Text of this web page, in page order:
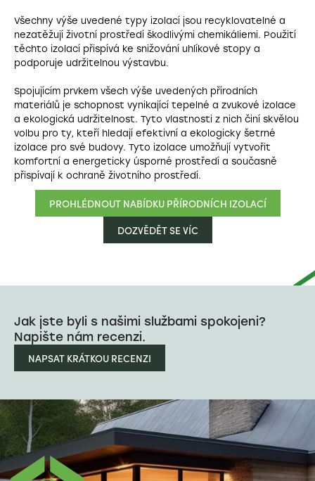
Všechny výše uvedené typy izolací jsou recyklovatelné a
nezatěžují životní prostředí škodlivými chemikáliemi. Použití
těchto izolací přispívá ke snižování uhlíkové stopy a
podporuje udržitelnou výstavbu.
Spojujícím prvkem všech výše uvedených přírodních
materiálů je schopnost vynikající tepelné a zvukové izolace
a ekologická udržitelnost. Tyto vlastnosti z nich činí skvělou
volbu pro ty, kteří hledají efektivní a ekologicky šetrné
izolace pro své budovy. Tyto izolace umožňují vytvořit
komfortní a energeticky úsporné prostředí a současně
přispívají k ochraně životního prostředí.
PROHLÉDNOUT NABÍDKU PŘÍRODNÍCH IZOLACÍ
DOZVĚDĚT SE VÍC
Jak jste byli s našimi službami spokojeni?
Napište nám recenzi.
NAPSAT KRÁTKOU RECENZI